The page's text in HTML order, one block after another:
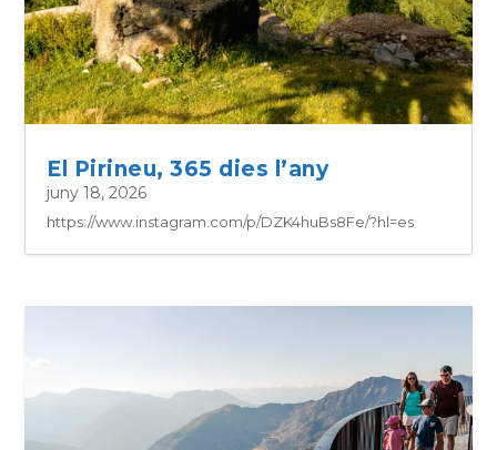
El Pirineu, 365 dies l’any
juny 18, 2026
https://www.instagram.com/p/DZK4huBs8Fe/?hl=es